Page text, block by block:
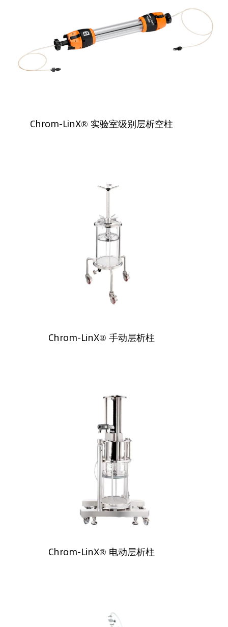
Chrom-LinX® 实验室级别层析空柱
Chrom-LinX® 手动层析柱
Chrom-LinX® 电动层析柱